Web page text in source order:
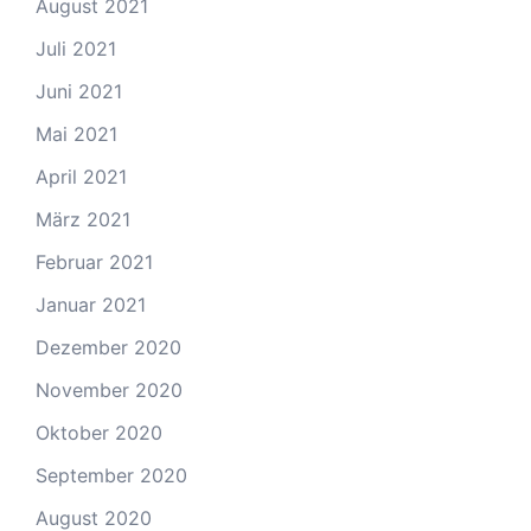
August 2021
Juli 2021
Juni 2021
Mai 2021
April 2021
März 2021
Februar 2021
Januar 2021
Dezember 2020
November 2020
Oktober 2020
September 2020
August 2020